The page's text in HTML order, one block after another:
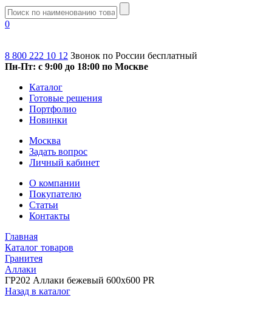
0
8 800 222 10 12 Звонок по России бесплатный
Пн-Пт: с 9:00 до 18:00 по Москве
Каталог
Готовые решения
Портфолио
Новинки
Москва
Задать вопрос
Личный кабинет
О компании
Покупателю
Статьи
Контакты
Главная
Каталог товаров
Гранитея
Аллаки
ГР202 Аллаки бежевый 600x600 PR
Назад в каталог